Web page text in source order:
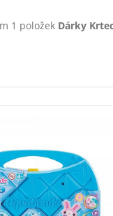
1 položek Dárky